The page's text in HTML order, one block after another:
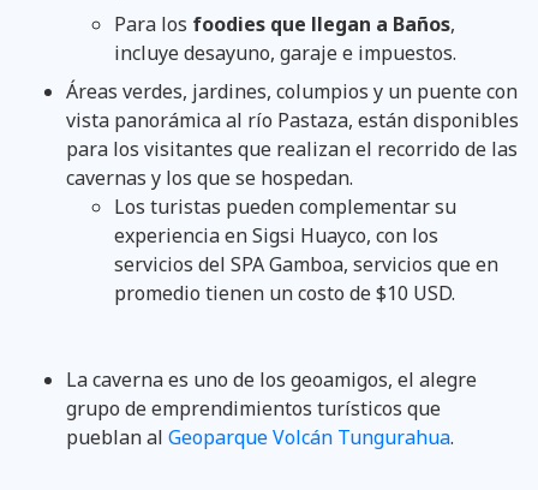
Para los foodies que llegan a Baños,
incluye desayuno, garaje e impuestos.
Áreas verdes, jardines, columpios y un puente con
vista panorámica al río Pastaza, están disponibles
para los visitantes que realizan el recorrido de las
cavernas y los que se hospedan.
Los turistas pueden complementar su
experiencia en Sigsi Huayco, con los
servicios del SPA Gamboa, servicios que en
promedio tienen un costo de $10 USD.
La caverna es uno de los geoamigos, el alegre
grupo de emprendimientos turísticos que
pueblan al Geoparque Volcán Tungurahua.